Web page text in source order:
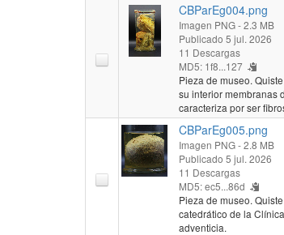
CBParEg004.png
Imagen PNG- 2.3 MB
Publicado 5 jul. 2026
11 Descargas
MD5: 1f8...127
Pieza de museo.
su interior membranas
caracteriza por ser
CBParEg005.png
Imagen PNG- 2.8 MB
Publicado 5 jul. 2026
11 Descargas
MD5: ec5...86d
Pieza de museo.
catedrático de la
adventicia.